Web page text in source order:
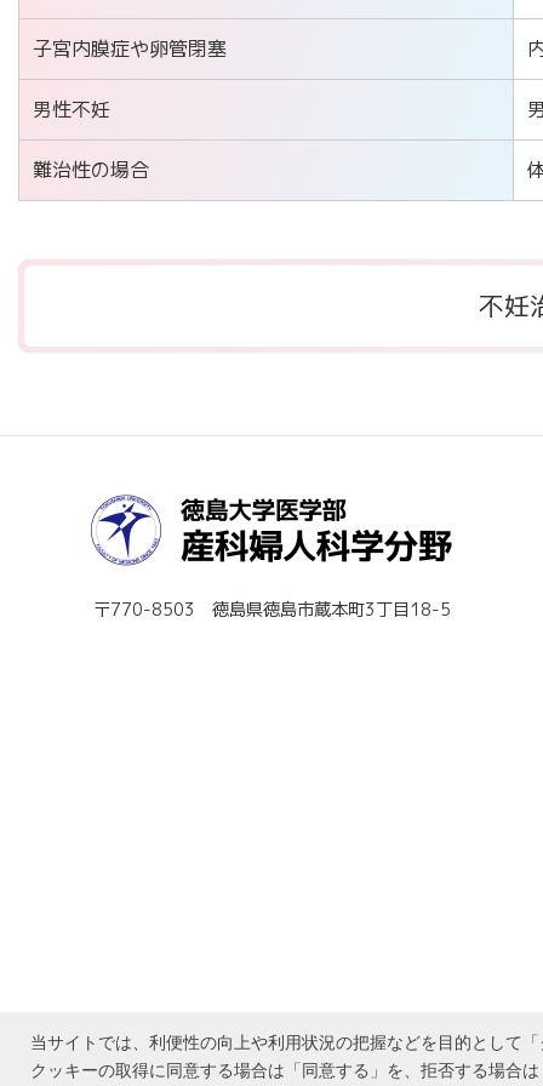
当サイトでは、利便性の向上や利用状況の把握などを目的として
クッキーの取得に同意する場合は「同意する」を、拒否する場合
子宮内膜症や卵管閉塞
男性不妊
難治性の場合
不妊
〒770-8503 徳島県徳島市蔵本町3丁目18-5
© 2012-2026